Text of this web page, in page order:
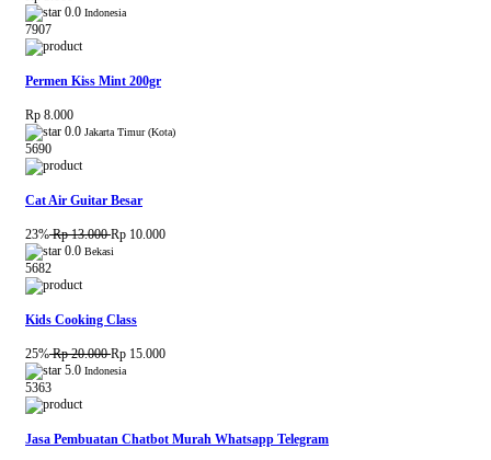
0.0 Indonesia
7907
Permen Kiss Mint 200gr
Rp 8.000
0.0 Jakarta Timur (Kota)
5690
Cat Air Guitar Besar
23%Rp 13.000Rp 10.000
0.0 Bekasi
5682
Kids Cooking Class
25%Rp 20.000Rp 15.000
5.0 Indonesia
5363
Jasa Pembuatan Chatbot Murah Whatsapp Telegram